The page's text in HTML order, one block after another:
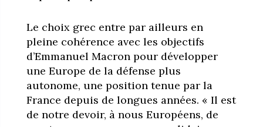
Le choix grec entre par ailleurs en
pleine cohérence avec les objectifs
d’Emmanuel Macron pour développer
une Europe de la défense plus
autonome, une position tenue par la
France depuis de longues années. « Il est
de notre devoir, à nous Européens, de